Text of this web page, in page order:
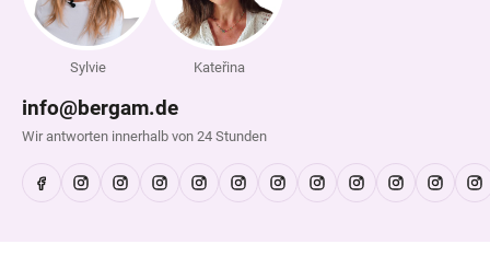
Sylvie Kateřina
info@bergam.de
Wir antworten innerhalb von 24 Stunden